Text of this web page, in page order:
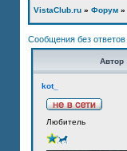
VistaClub.ru » Форум »
Сообщения без ответов
Автор
kot_
Любитель